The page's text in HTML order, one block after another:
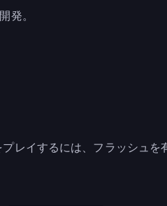
発。
レイするには、フラッシュを